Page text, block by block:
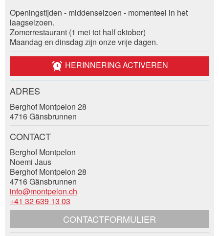
Uw feedback wordt zeer gewaardeerd!
Algemene feedback
Vermelding niet langer geldig
Onvolledige vermelding
Nachricht
Beveel deze advertentie aan bij vrienden.
* Invoer vereist
Sluiten
Reservering
Evenement datum *:
*:
Voornaam / Achternaam *:
Bedrijf / organisatie:
Toevoeging aan adres:
Straat en nr. *:
Openingstijden - middenseizoen - momenteel in het
laagseizoen.
Zomerrestaurant (1 mei tot half oktober)
Maandag en dinsdag zijn onze vrije dagen.
HERINNERING ACTIVEREN
ADRES
Berghof Montpelon 28
4716 Gänsbrunnen
CONTACT
Berghof Montpelon
Noemi Jaus
Berghof Montpelon 28
4716 Gänsbrunnen
info@montpelon.ch
+41 32 639 13 03
CONTACTFORMULIER